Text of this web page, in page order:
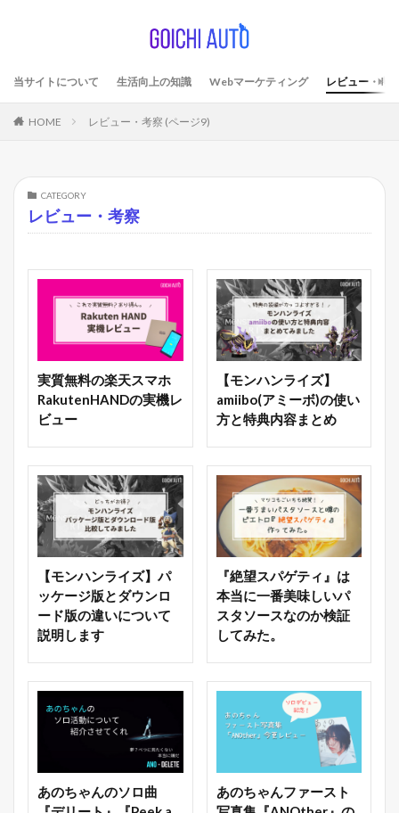
当サイトについて 生活向上の知識 Webマーケティング レビュー・考
HOME レビュー・考察 (ページ9)
CATEGORY
レビュー・考察
実質無料の楽天スマホ
RakutenHANDの実機レ
ビュー
【モンハンライズ】
amiibo(アミーボ)の使い
方と特典内容まとめ
【モンハンライズ】パ
ッケージ版とダウンロ
ード版の違いについて
説明します
『絶望スパゲティ』は
本当に一番美味しいパ
スタソースなのか検証
してみた。
あのちゃんのソロ曲
あのちゃんファースト